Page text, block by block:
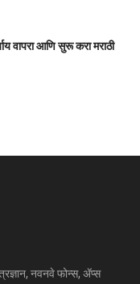
वापरा आणि सुरू करा मराठी
नवनवे फोन्स, ॲप्स